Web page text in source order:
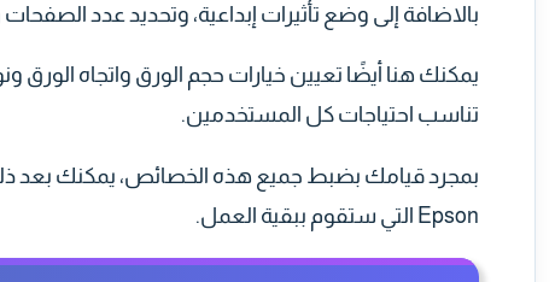
بالاضافة إلى وضع تأثيرات إبداعية، وتحديد عدد
يمكنك هنا أيضًا تعيين خيارات حجم الورق واتجاه الورق
تناسب احتياجات كل المستخدمين.
بمجرد قيامك بضبط جميع هذه الخصائص، يمكنك بعد
Epson التي ستقوم ببقية العمل.